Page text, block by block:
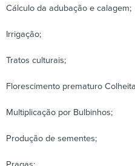
Cálculo da adubação e calagem;
Irrigação;
Tratos culturais;
Florescimento prematuro
Multiplicação por Bulbinhos;
Produção de sementes;